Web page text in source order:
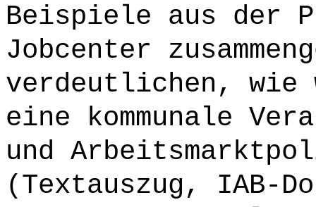
Beispiele aus der
Jobcenter
verdeutlichen,
eine kommunale
und
(Textauszug, IAB-